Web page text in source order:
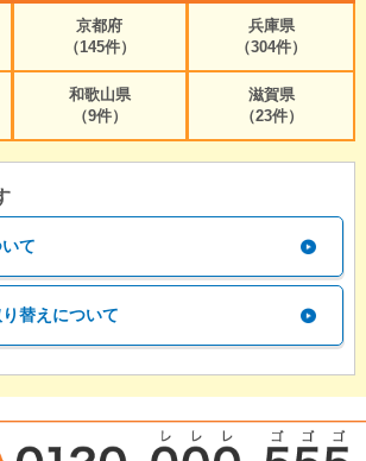
京都府
（145件）
兵庫県
（304件）
和歌山県
（9件）
滋賀県
（23件）
て
替えについて